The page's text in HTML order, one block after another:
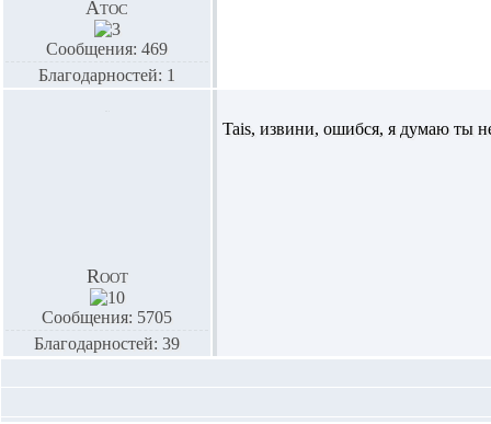
Атос
Сообщения: 469
Благодарностей: 1
Root
Сообщения: 5705
Благодарностей: 39
Tais, извини, ошибся, я думаю ты